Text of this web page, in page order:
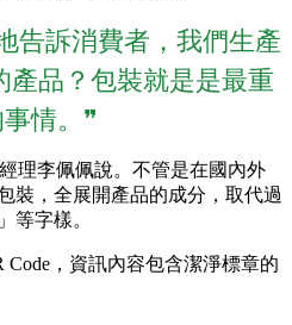
告訴消費者，我們生產
產品？包裝就是是最重
情。❞
理李佩佩說。不管是在國內外
裝，全展開產品的成分，取代過
等字樣。
，資訊內容包含潔淨標章的